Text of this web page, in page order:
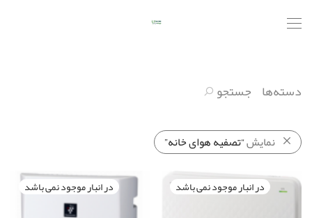
دسته‌ها جستجو
نمایش“تصفیه هوای خانه”